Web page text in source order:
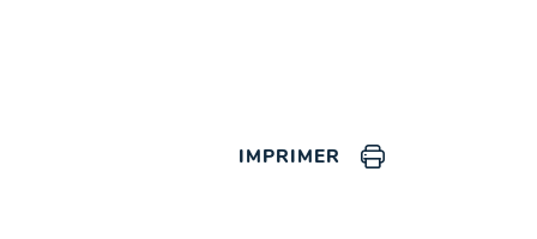
IMPRIMER